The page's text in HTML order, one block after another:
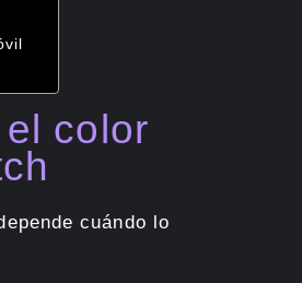
color
cuándo lo